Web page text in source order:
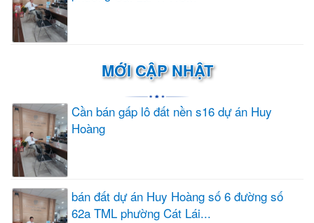
MỚI CẬP NHẬT
Cần bán gấp lô đất nền s16 dự án Huy
Hoàng
bán đất dự án Huy Hoàng số 6 đường số
62a TML phường Cát Lái...